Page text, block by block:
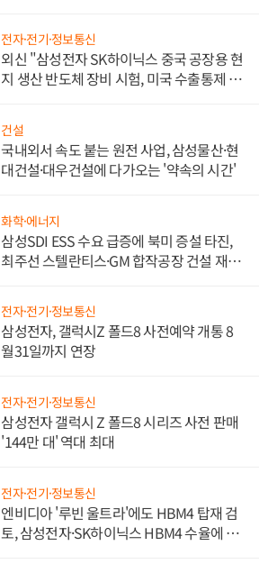
전자·전기·정보통신
외신 "삼성전자 SK하이닉스 중국 공장용 현
지 생산 반도체 장비 시험, 미국 수출통제 대
건설
국내외서 속도 붙는 원전 사업, 삼성물산·현
대건설·대우건설에 다가오는 '약속의 시간'
화학·에너지
삼성SDI ESS 수요 급증에 북미 증설 타진,
최주선 스텔란티스·GM 합작공장 건설 재추
전자·전기·정보통신
삼성전자, 갤럭시Z 폴드8 사전예약 개통 8
월31일까지 연장
전자·전기·정보통신
삼성전자 갤럭시 Z 폴드8 시리즈 사전 판매
'144만 대' 역대 최대
전자·전기·정보통신
엔비디아 '루빈 울트라'에도 HBM4 탑재 검
토, 삼성전자·SK하이닉스 HBM4 수율에 주